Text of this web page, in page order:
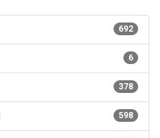
692
6
378
598